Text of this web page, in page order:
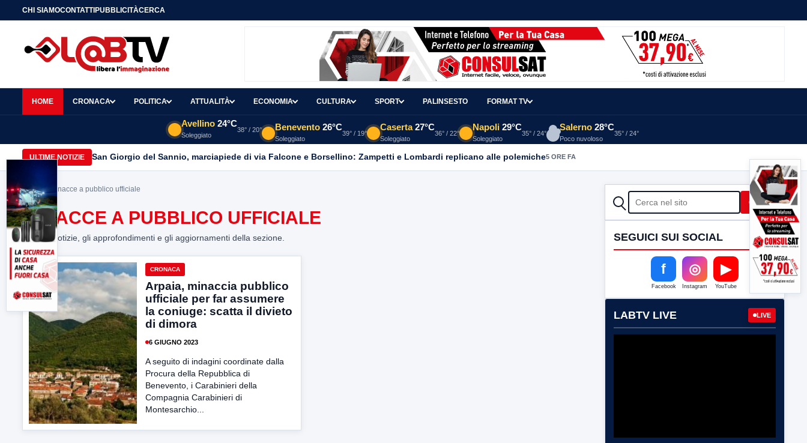
CHI SIAMOCONTATTIPUBBLICITÀCERCA
HOME CRONACA POLITICA ATTUALITÀ ECONOMIA CULTURA SPORT PALINSESTO FORMAT TV
Avellino 24°C
Soleggiato
38° / 20° Benevento 26°C
Soleggiato
39° / 19°
Caserta 27°C
Soleggiato
36° / 22°
Napoli 29°C
Soleggiato
35° / 24°
Salerno 28°C
Poco nuvoloso
35° / 24°
ULTIME NOTIZIE San Giorgio del Sannio, marciapiede di via Falcone e Borsellino: Zampetti e Lombardi replicano alle polemiche5 ORE FA
Home> minacce a pubblico ufficiale
MINACCE A PUBBLICO UFFICIALE
Tutte le notizie, gli approfondimenti e gli aggiornamenti della sezione.
CRONACA
Arpaia, minaccia pubblico
ufficiale per far assumere
la coniuge: scatta il divieto
di dimora
6 GIUGNO 2023
A seguito di indagini coordinate dalla
Procura della Repubblica di
Benevento, i Carabinieri della
Compagnia Carabinieri di
Montesarchio...
CERCA Cerca
SEGUICI SUI SOCIAL
f
Facebook
◎
Instagram
▶
YouTube
LABTV LIVE LIVE